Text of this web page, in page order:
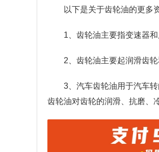
以下是关于齿轮油的更多
1、齿轮油主要指变速器
2、齿轮油主要起润滑齿
3、汽车齿轮油用于汽车
齿轮油对齿轮的润滑、抗磨、